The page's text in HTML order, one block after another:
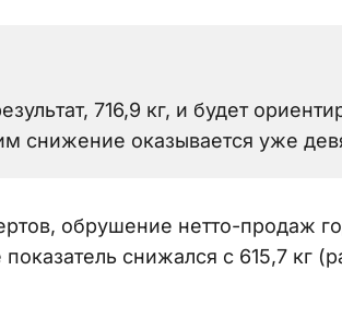
716,9 кг, и будет
снижение оказывается уже
обрушение нетто-продаж
снижался с 615,7 кг